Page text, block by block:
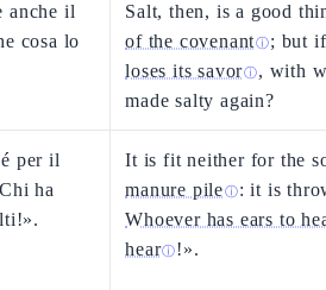
anche il
cosa lo
Salt, then, is a good
of the covenantⓘ; but
loses its savorⓘ, with
made salty again?
per il
ha
It is fit neither for the
manure pileⓘ: it is
Whoever has ears to
hearⓘ!».